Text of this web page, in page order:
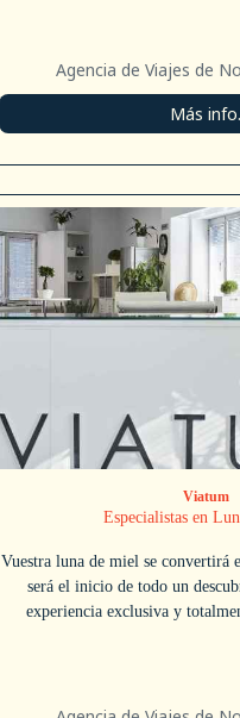
Agencia de Viajes de
Más info.
Viatum
Especialistas en
Vuestra luna de miel se convertirá
será el inicio de todo un
experiencia exclusiva y